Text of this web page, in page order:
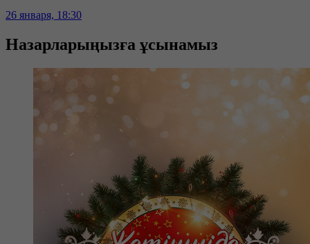
26 января, 18:30
Назарларыңызға ұсынамыз